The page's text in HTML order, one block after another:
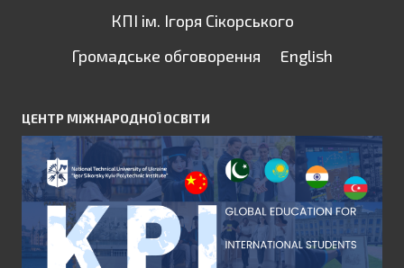
КПІ ім. Ігоря Сікорського
Громадське обговорення
English
ЦЕНТР МІЖНАРОДНОЇ ОСВІТИ